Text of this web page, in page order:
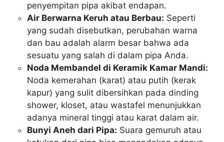
penyempitan pipa akibat endapan.
Air Berwarna Keruh atau Berbau: Seperti
yang sudah disebutkan, perubahan warna
dan bau adalah alarm besar bahwa ada
sesuatu yang salah di dalam pipa Anda.
Noda Membandel di Keramik Kamar Mandi:
Noda kemerahan (karat) atau putih (kerak
kapur) yang sulit dibersihkan pada dinding
shower, kloset, atau wastafel menunjukkan
adanya mineral tinggi atau karat dalam air.
Bunyi Aneh dari Pipa: Suara gemuruh atau